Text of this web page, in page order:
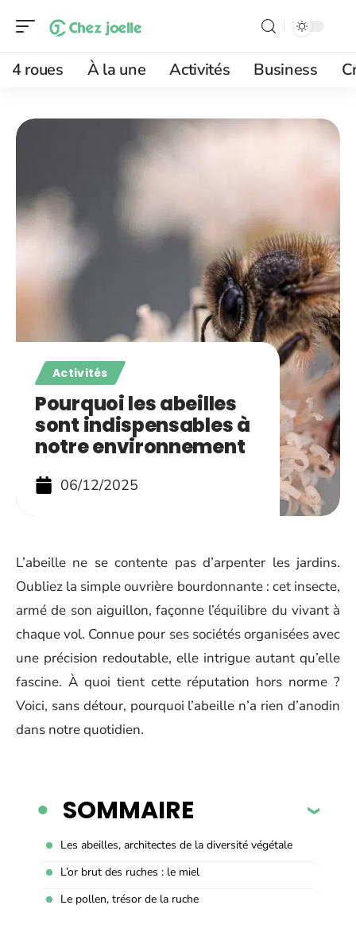
4 roues À la une Activités Business
Activités
Pourquoi les abeilles
sont indispensables à
notre environnement
06/12/2025
L’abeille ne se contente pas d’arpenter les jardins.
Oubliez la simple ouvrière bourdonnante : cet insecte,
armé de son aiguillon, façonne l’équilibre du vivant à
chaque vol. Connue pour ses sociétés organisées avec
une précision redoutable, elle intrigue autant qu’elle
fascine. À quoi tient cette réputation hors norme ?
Voici, sans détour, pourquoi l’abeille n’a rien d’anodin
dans notre quotidien.
SOMMAIRE
Les abeilles, architectes de la diversité végétale
L’or brut des ruches : le miel
Le pollen, trésor de la ruche